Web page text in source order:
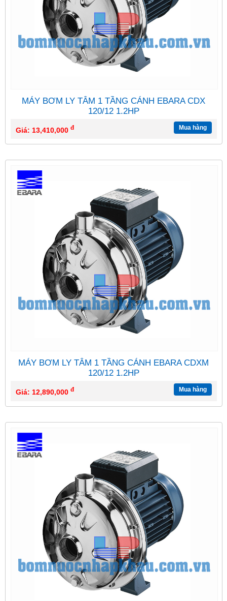
MÁY BƠM LY TÂM 1 TẦNG CÁNH EBARA CDX
120/12 1.2HP
Giá: 13,410,000 đ Mua hàng
MÁY BƠM LY TÂM 1 TẦNG CÁNH EBARA CDXM
120/12 1.2HP
Giá: 12,890,000 đ Mua hàng